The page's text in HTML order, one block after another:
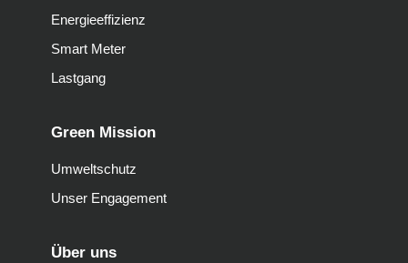
Energieeffizienz
Smart Meter
Lastgang
Green Mission
Umweltschutz
Unser Engagement
Über uns